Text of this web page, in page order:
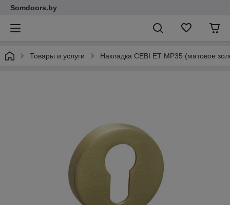
Somdoors.by
Товары и услуги Накладка CEBI ET MP35 (матовое